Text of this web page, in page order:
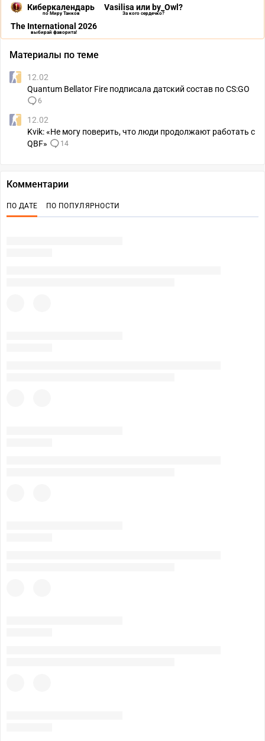
Киберкалендарь
по Миру Танков
Vasilisa или by_Owl?
За кого сердечко?
The International 2026
выбирай фаворита!
Материалы по теме
12.02
Quantum Bellator Fire подписала датский состав по CS:GO
6
12.02
Kvik: «Не могу поверить, что люди продолжают работать с
QBF»
14
Комментарии
ПО ДАТЕ ПО ПОПУЛЯРНОСТИ